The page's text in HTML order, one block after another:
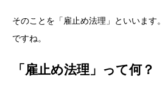
そのことを「雇止め法理」といいます
ですね。
「雇止め法理」って何？